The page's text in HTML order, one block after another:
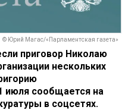
© Юрий Магас/«Парламентская газета»
приговор Николаю
нескольких
июля сообщается на
в соцсетях.